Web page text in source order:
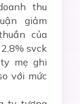
thu
giảm
của
svck
mẹ ghi
với mức